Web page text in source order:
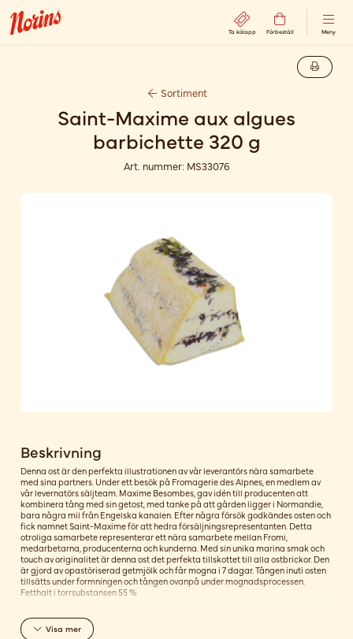
Ta kölapp Förbeställ Meny
Sortiment
Saint-Maxime aux algues
barbichette 320 g
Art. nummer: MS33076
Beskrivning
Denna ost är den perfekta illustrationen av vår leverantörs nära samarbete
med sina partners. Under ett besök på Fromagerie des Alpnes, en medlem av
vår levernatörs säljteam. Maxime Besombes, gav idén till producenten att
kombinera tång med sin getost, med tanke på att gården ligger i Normandie,
bara några mil från Engelska kanalen. Efter några försök godkändes osten och
fick namnet Saint-Maxime för att hedra försäljningsrepresentanten. Detta
otroliga samarbete representerar ett nära samarbete mellan Fromi,
medarbetarna, producenterna och kunderna. Med sin unika marina smak och
touch av originalitet är denna ost det perfekta tillskottet till alla ostbrickor. Den
är gjord av opastöriserad getmjölk och får mogna i 7 dagar. Tången inuti osten
tillsätts under formningen och tången ovanpå under mognadsprocessen.
Fetthalt i torrsubstansen 55 %
Visamer